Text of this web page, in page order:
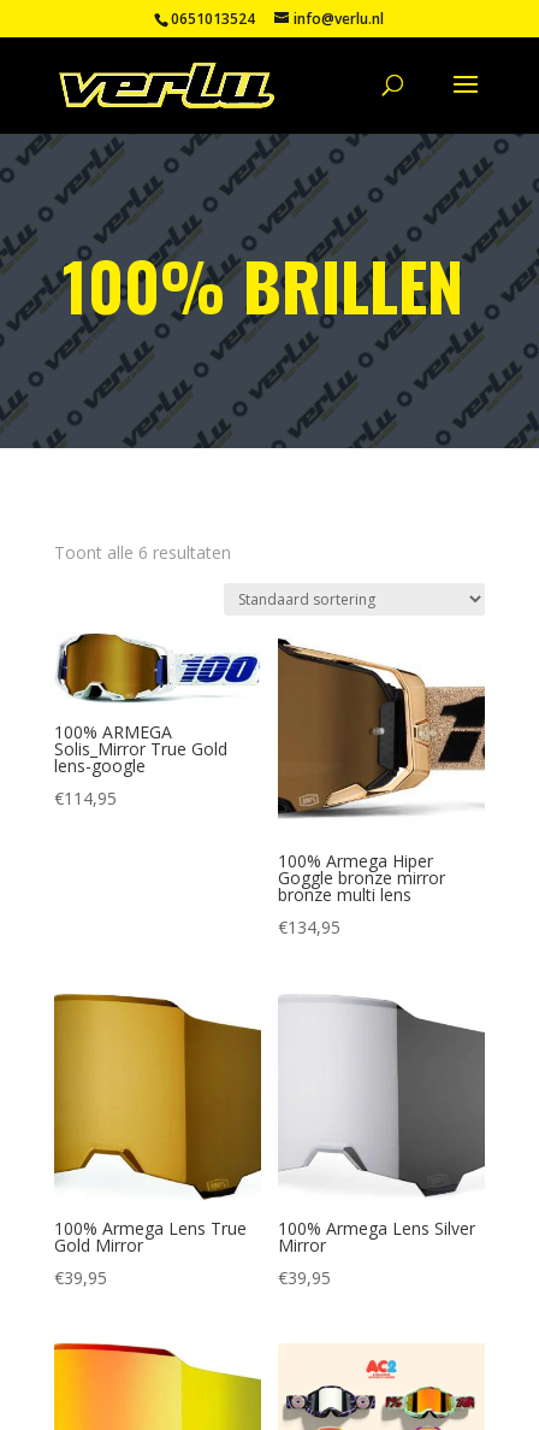
0651013524 info@verlu.nl
100% BRILLEN
Toont alle 6 resultaten
100% ARMEGA
Solis_Mirror True Gold
lens-google
€114,95
100% Armega Hiper
Goggle bronze mirror
bronze multi lens
€134,95
100% Armega Lens True
Gold Mirror
€39,95
100% Armega Lens Silver
Mirror
€39,95